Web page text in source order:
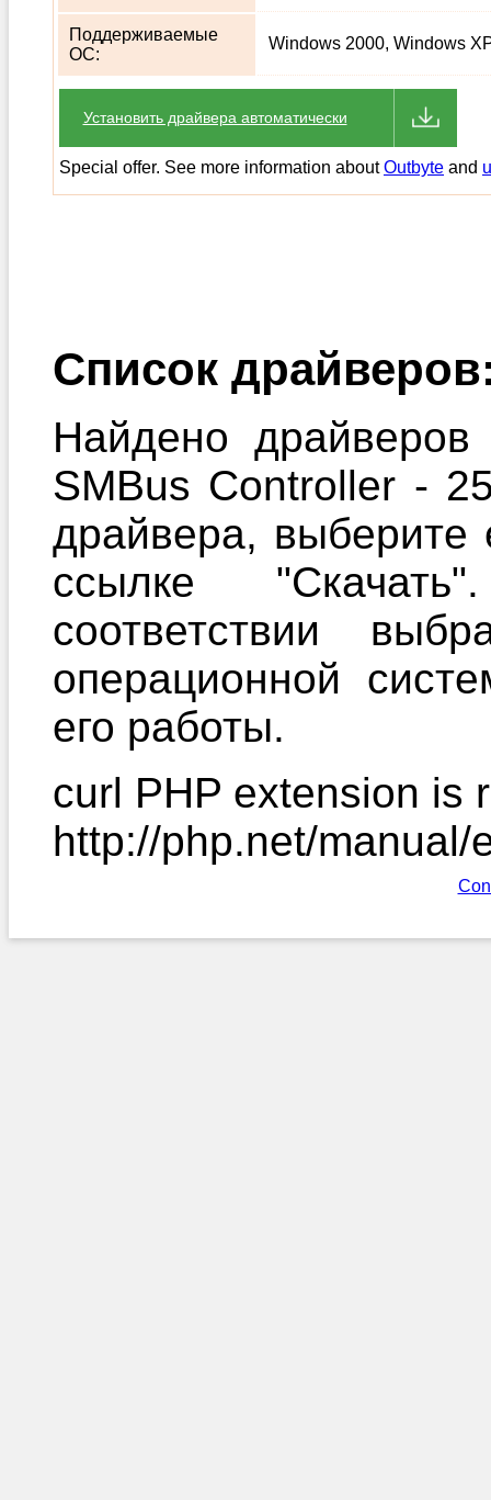
Поддерживаемые
ОС:
Windows 2000, Windows
Установить драйвера автоматически
Special offer. See more information aboutOutbyte and
Список
Найдено
SMBus Controller -
драйвера, выберите
ссылке
соответствии
операционной
его работы.
curl PHP extension is
http://php.net/manual/